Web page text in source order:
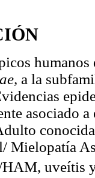
humanos
a la
asociado
Mielopatía
uveítis